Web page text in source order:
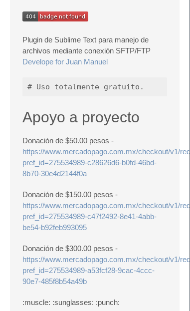
Plugin de Sublime Text para manejo de
archivos mediante conexión SFTP/FTP
Develope for Juan Manuel
Apoyo a proyecto
Donación de $50.00 pesos -
https://www.mercadopago.com.mx/checkout/v1/
pref_id=275534989-c28626d6-b0fd-46bd-
8b70-30e4d2144f0a
Donación de $150.00 pesos -
https://www.mercadopago.com.mx/checkout/v1/
pref_id=275534989-c47f2492-8e41-4abb-
be54-b92feb993095
Donación de $300.00 pesos -
https://www.mercadopago.com.mx/checkout/v1/
pref_id=275534989-a53fcf28-9cac-4ccc-
90e7-485f8b54a49b
:muscle: :sunglasses: :punch: